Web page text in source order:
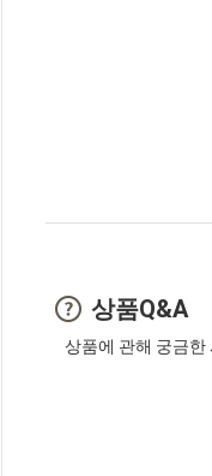
상품Q&A
상품에 관해 궁금한